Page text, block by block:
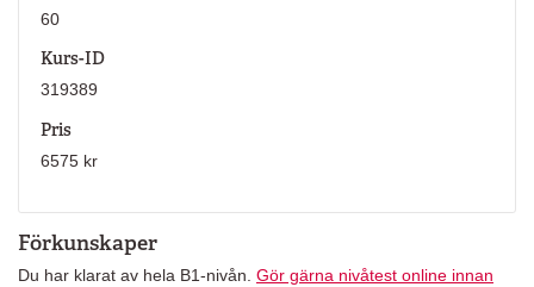
Förkunskaper
Du har klarat av hela B1-nivån. Gör gärna nivåtest online innan
60
Kurs-ID
319389
Pris
6575 kr